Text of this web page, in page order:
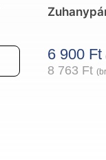
6 900 Ft
8 763 Ft